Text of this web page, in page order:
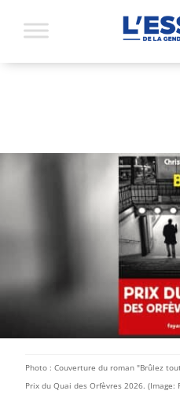
Photo : Couverture du roman "Brûlez
Prix du Quai des Orfèvres 2026. (Image: